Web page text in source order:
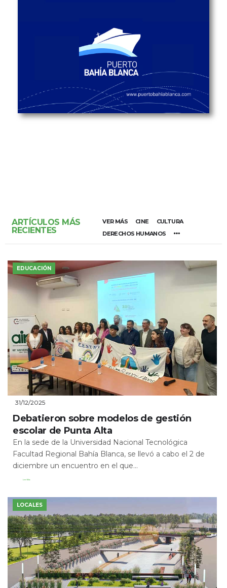
ARTÍCULOS MÁS
RECIENTES
VER MÁS CINE
CULTURA
DERECHOS HUMANOS
EDUCACIÓN
31/12/2025
Debatieron sobre modelos de gestión
escolar de Punta Alta
En la sede de la Universidad Nacional Tecnológica
Facultad Regional Bahía Blanca, se llevó a cabo el 2 de
diciembre un encuentro en el que...
Leer Más
LOCALES